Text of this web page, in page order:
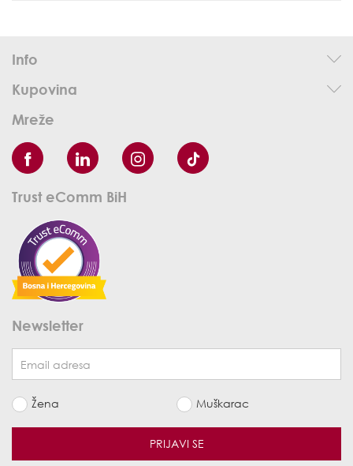
Info
Kupovina
Mreže
Trust eComm BiH
Newsletter
Žena Muškarac
PRIJAVI SE